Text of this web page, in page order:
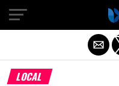
LOCAL
Salir